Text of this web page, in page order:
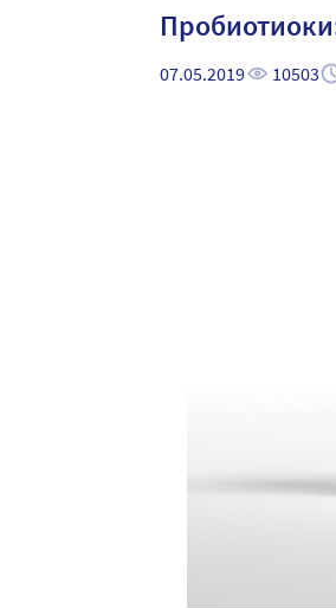
07.05.2019 10503